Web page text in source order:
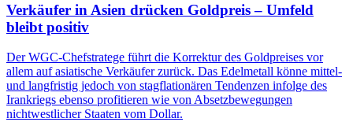
Verkäufer in Asien drücken Goldpreis – Umfeld
bleibt positiv
Der WGC-Chefstratege führt die Korrektur des Goldpreises vor
allem auf asiatische Verkäufer zurück. Das Edelmetall könne mittel-
und langfristig jedoch von stagflationären Tendenzen infolge des
Irankriegs ebenso profitieren wie von Absetzbewegungen
nichtwestlicher Staaten vom Dollar.